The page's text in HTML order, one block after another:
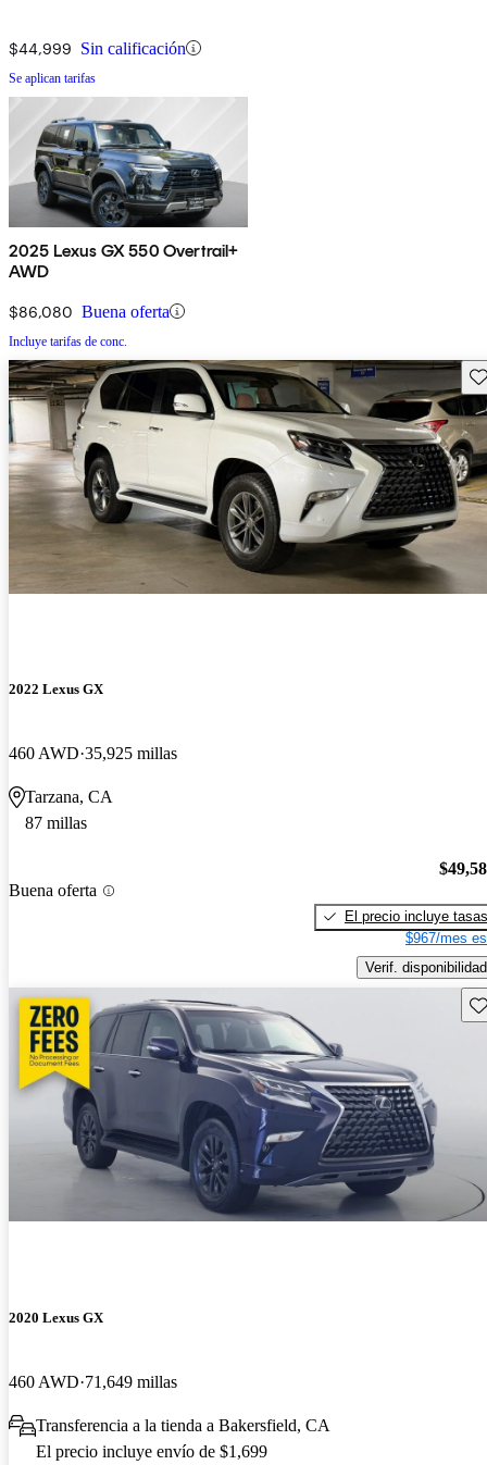
$44,999 Sin calificación
Se aplican tarifas
2025 Lexus GX 550 Overtrail+
AWD
$86,080 Buena oferta
Incluye tarifas de conc.
2022 Lexus GX
460 AWD 35,925 millas
Tarzana, CA
87 millas
Buena oferta
El precio incluye tasas
$967/mes
Verif. disponibilidad
2020 Lexus GX
460 AWD 71,649 millas
Transferencia a la tienda a Bakersfield, CA
El precio incluye envío de $1,699